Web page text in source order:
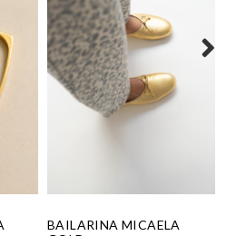
BAILARINA MICAELA